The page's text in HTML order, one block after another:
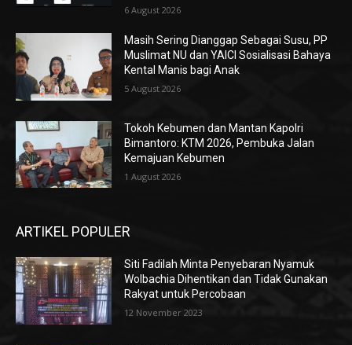
6 August 2026
Masih Sering Dianggap Sebagai Susu, PP
Muslimat NU dan YAICI Sosialisasi Bahaya
Kental Manis bagi Anak
5 August 2026
Tokoh Kebumen dan Mantan Kapolri
Bimantoro: KTM 2026, Pembuka Jalan
Kemajuan Kebumen
1 August 2026
ARTIKEL POPULER
Siti Fadilah Minta Penyebaran Nyamuk
Wolbachia Dihentikan dan Tidak Gunakan
Rakyat untuk Percobaan
12 November 2023